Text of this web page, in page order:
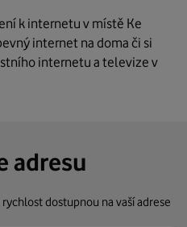
k internetu v místě Ke
internet na doma či si
internetu a televize v
adresu
dostupnou na vaší adrese